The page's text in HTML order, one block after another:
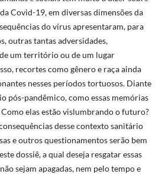
Covid-19, em diversas dimensões da
do vírus apresentaram, para
outras tantas adversidades,
um território ou de um lugar
recortes como gênero e raça ainda
nesses períodos tortuosos. Diante
pós-pandêmico, como essas memórias
elas estão vislumbrando o futuro?
desse contexto sanitário
e outros questionamentos serão bem
dossiê, a qual deseja resgatar essas
sejam apagadas, nem pelo tempo e